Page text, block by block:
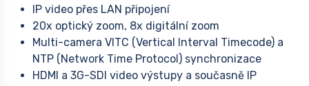
IP video přes LAN připojení
20x optický zoom, 8x digitální zoom
Multi-camera VITC (Vertical Interval Timecode) a
NTP (Network Time Protocol) synchronizace
HDMI a 3G-SDI video výstupy a současně IP